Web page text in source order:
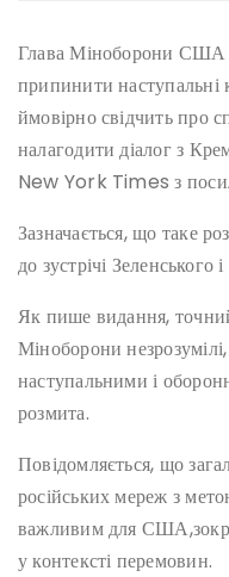
Глава Міноборони США
припинити наступальні
ймовірно свідчить про
налагодити діалог з
New York Times з
Зазначається, що таке
до зустрічі Зеленського
Як пише видання, точний
Міноборони
наступальними і
розмита.
Повідомляється, що
російських мереж з
важливим для
у контексті перемовин.